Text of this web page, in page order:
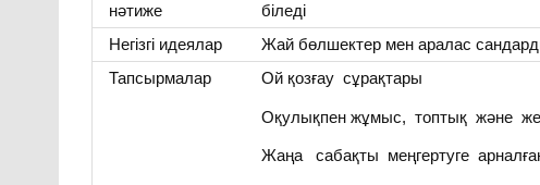
нәтиже
біледі
Негізгі идеялар
Жай бөлшектер мен аралас
Тапсырмалар
Ой қозғау сұрақтары
Оқулықпен жұмыс, топтық және
Жаңа сабақты меңгертуге